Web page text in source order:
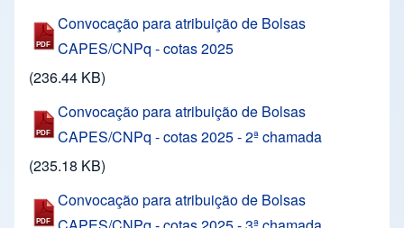
Convocação para atribuição de Bolsas
CAPES/CNPq - cotas 2025
(236.44 KB)
Convocação para atribuição de Bolsas
CAPES/CNPq - cotas 2025 - 2ª chamada
(235.18 KB)
Convocação para atribuição de Bolsas